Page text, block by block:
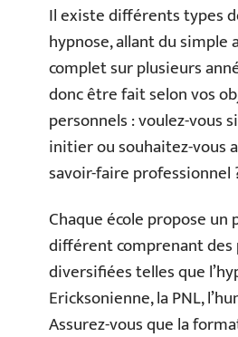
Il existe différents types
hypnose, allant du simple
complet sur plusieurs
donc être fait selon vos
personnels : voulez-vous
initier ou souhaitez-vous
savoir-faire professionnel
Chaque école propose
différent comprenant
diversifiées telles que
Ericksonienne, la PNL,
Assurez-vous que la